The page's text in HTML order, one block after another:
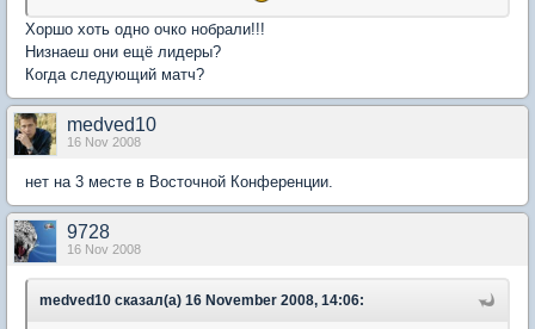
Хоршо хоть одно очко нобрали!!!
Низнаеш они ещё лидеры?
Когда следующий матч?
medved10
16 Nov 2008
нет на 3 месте в Восточной Конференции.
9728
16 Nov 2008
medved10 сказал(а) 16 November 2008, 14:06: